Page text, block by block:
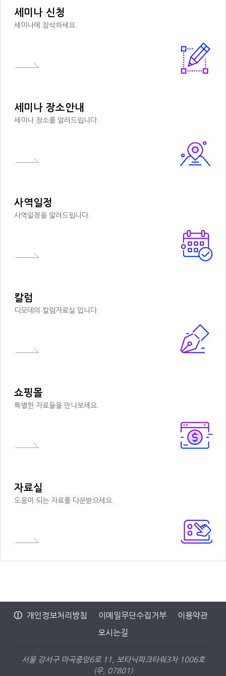
세미나 신청
세미나에 참석하세요.
세미나 장소안내
세미나 장소를 알려드립니다.
사역일정
사역일정을 알려드립니다.
칼럼
디모데의 칼럼자료실 입니다.
쇼핑몰
특별한 자료들을 만나보세요.
자료실
도움이 되는 자료를 다운받으세요.
개인정보처리방침 이메일무단수집거부 이용약관
오시는길
서울 강서구 마곡중앙6로 11, 보타닉파크타워3차 1006호
(우, 07801)